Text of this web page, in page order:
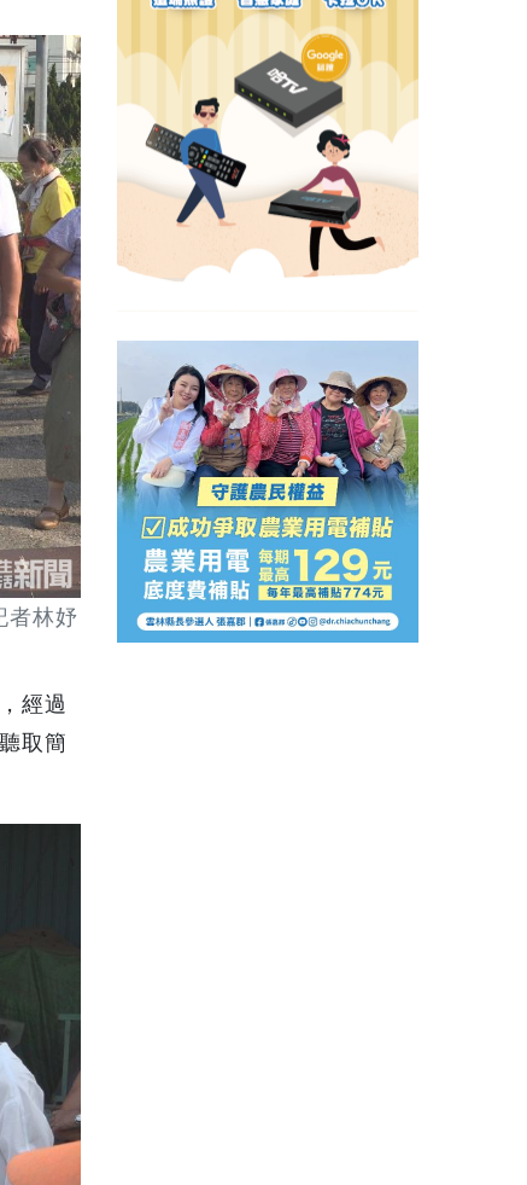
者林妤
經過
取簡